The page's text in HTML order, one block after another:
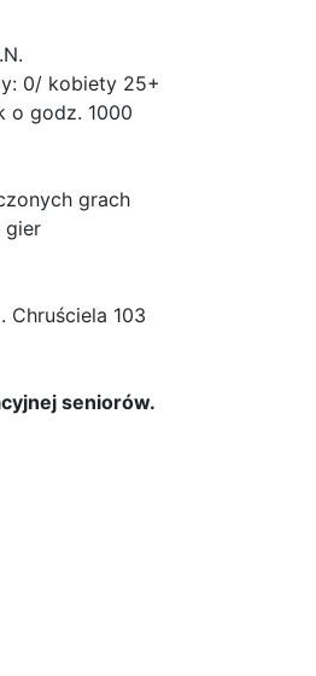
0/ kobiety 25+
o godz. 1000
grach
gier
Chruściela 103
seniorów.